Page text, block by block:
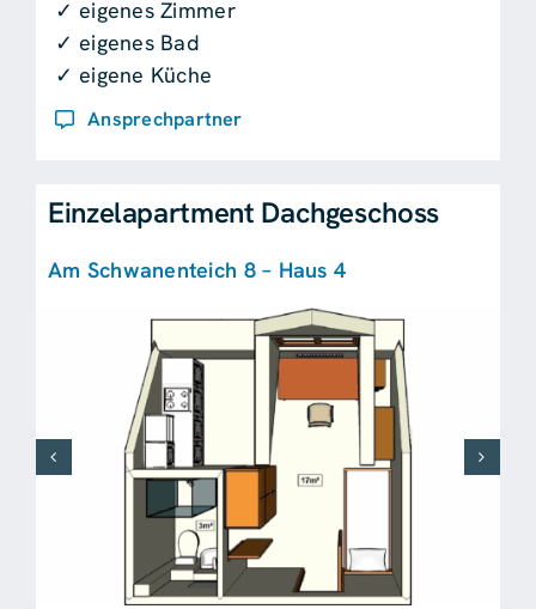
✓ eigenes Zimmer
✓ eigenes Bad
✓ eigene Küche
Ansprechpartner
Einzelapartment Dachgeschoss
Am Schwanenteich 8 – Haus 4